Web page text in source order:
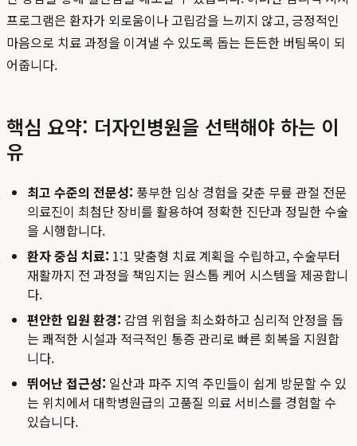
프로그램은 환자가 외로움이나 고립감을 느끼지 않고, 긍정적인
마음으로 치료 과정을 이겨낼 수 있도록 돕는 든든한 버팀목이 되
어줍니다.
핵심 요약: 더자인병원을 선택해야 하는 이
유
최고 수준의 전문성: 풍부한 임상 경험을 갖춘 무릎 관절 전문
의료진이 최첨단 장비를 활용하여 정확한 진단과 정밀한 수술
을 시행합니다.
환자 중심 치료: 1:1 맞춤형 치료 계획을 수립하고, 수술부터
재활까지 전 과정을 책임지는 원스톱 케어 시스템을 제공합니
다.
편안한 입원 환경: 감염 위험을 최소화하고 심리적 안정을 돕
는 쾌적한 시설과 적극적인 통증 관리로 빠른 회복을 지원합
니다.
뛰어난 접근성: 일산과 파주 지역 주민들이 쉽게 방문할 수 있
는 위치에서 대학병원급의 고품질 의료 서비스를 경험할 수
있습니다.